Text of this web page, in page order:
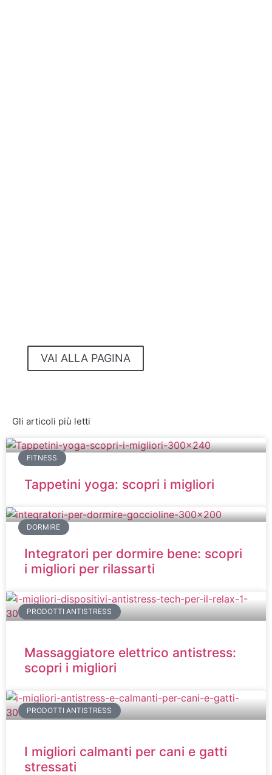
VAI ALLA PAGINA
NO STRESS
Gli articoli più letti
FITNESS
Tappetini yoga: scopri i migliori
DORMIRE
Integratori per dormire bene: scopri
i migliori per rilassarti
PRODOTTI ANTISTRESS
Massaggiatore elettrico antistress:
scopri i migliori
PRODOTTI ANTISTRESS
I migliori calmanti per cani e gatti
stressati